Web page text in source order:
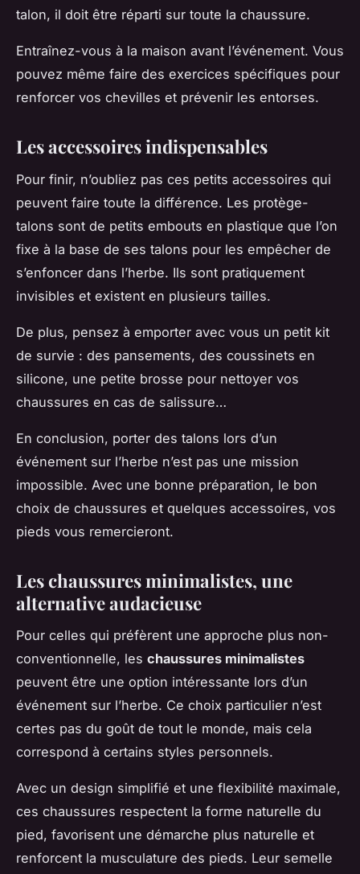
talon, il doit être réparti sur toute la chaussure.
Entraînez-vous à la maison avant l’événement. Vous
pouvez même faire des exercices spécifiques pour
renforcer vos chevilles et prévenir les entorses.
Les accessoires indispensables
Pour finir, n’oubliez pas ces petits accessoires qui
peuvent faire toute la différence. Les protège-
talons sont de petits embouts en plastique que l’on
fixe à la base de ses talons pour les empêcher de
s’enfoncer dans l’herbe. Ils sont pratiquement
invisibles et existent en plusieurs tailles.
De plus, pensez à emporter avec vous un petit kit
de survie : des pansements, des coussinets en
silicone, une petite brosse pour nettoyer vos
chaussures en cas de salissure…
En conclusion, porter des talons lors d’un
événement sur l’herbe n’est pas une mission
impossible. Avec une bonne préparation, le bon
choix de chaussures et quelques accessoires, vos
pieds vous remercieront.
Les chaussures minimalistes, une
alternative audacieuse
Pour celles qui préfèrent une approche plus non-
conventionnelle, les chaussures minimalistes
peuvent être une option intéressante lors d’un
événement sur l’herbe. Ce choix particulier n’est
certes pas du goût de tout le monde, mais cela
correspond à certains styles personnels.
Avec un design simplifié et une flexibilité maximale,
ces chaussures respectent la forme naturelle du
pied, favorisent une démarche plus naturelle et
renforcent la musculature des pieds. Leur semelle